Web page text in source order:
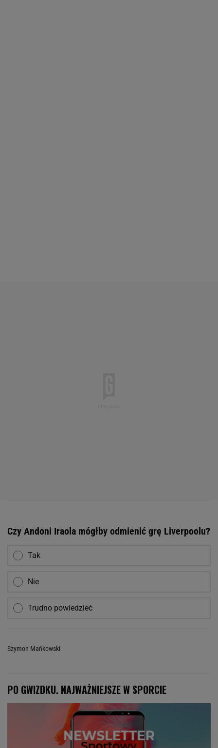
Czy Andoni Iraola mógłby odmienić grę Liverpoolu?
Tak
Nie
Trudno powiedzieć
Szymon Mańkowski